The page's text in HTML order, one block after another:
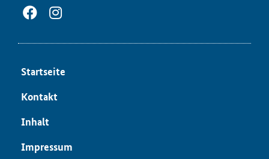
Start­sei­te
Kon­takt
In­halt
Im­pres­sum